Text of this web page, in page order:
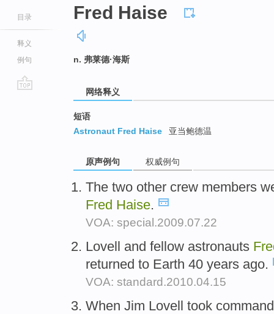
目录
释义
例句
Fred Haise
n. 弗莱德·海斯
网络释义
短语
Astronaut Fred Haise
亚当鲍德温
原声例句 权威例句
The two other crew members
Fred Haise.
VOA: special.2009.07.22
Lovell and fellow astronauts
returned to Earth 40 years ago.
VOA: standard.2010.04.15
When Jim Lovell took